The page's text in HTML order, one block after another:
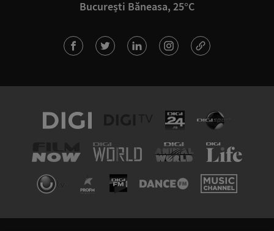
București Băneasa, 25°C